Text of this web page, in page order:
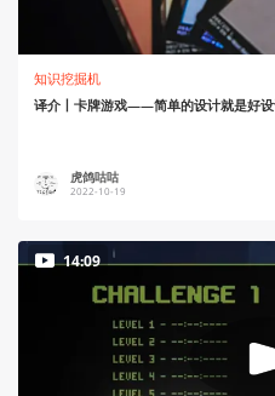
知识挖掘机
译介丨卡牌游戏——简单的设计就是好
虎鸽咕咕
2022-10-19
14:09